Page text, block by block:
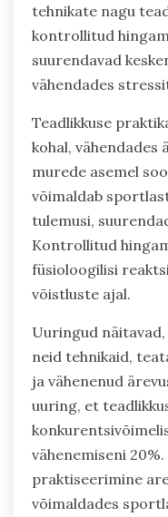
tehnikate nagu
kontrollitud
suurendavad
vähendades
Teadlikkuse
kohal, vähendades
murede asemel
võimaldab
tulemusi,
Kontrollitud
füsioloogilisi
võistluste ajal.
Uuringud
neid tehnikaid,
ja vähenenud
uuring, et
vähenemiseni
praktiseerimine
võimaldades